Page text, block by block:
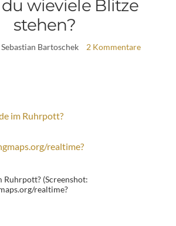
wieviele Blitze
stehen?
Bartoschek 2 Kommentare
Ruhrpott? (Screenshot:
realtime?